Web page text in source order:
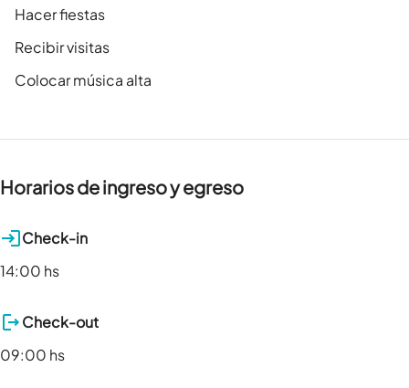
Hacer fiestas
Recibir visitas
Colocar música alta
Horarios de ingreso y egreso
Check-in
14:00 hs
Check-out
09:00 hs